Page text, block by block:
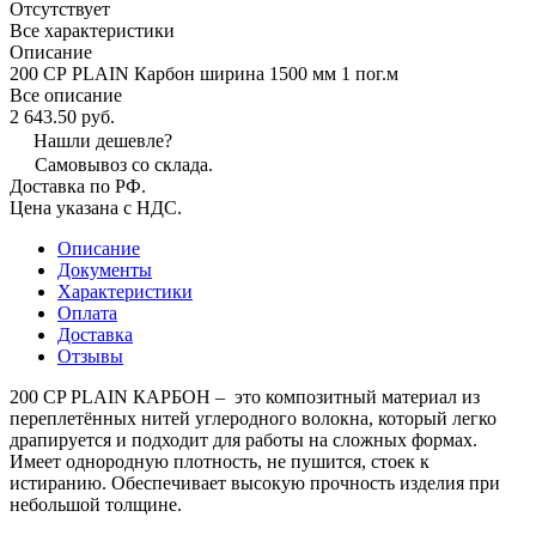
Отсутствует
Все характеристики
Описание
200 СР PLAIN Карбон ширина 1500 мм 1 пог.м
Все описание
2 643.50 руб.
Нашли дешевле?
Самовывоз со склада.
Доставка по РФ.
Цена указана с НДС.
Описание
Документы
Характеристики
Оплата
Доставка
Отзывы
200 CP PLAIN КАРБОН – это композитный материал из
переплетённых нитей углеродного волокна, который легко
драпируется и подходит для работы на сложных формах.
Имеет однородную плотность, не пушится, стоек к
истиранию. Обеспечивает высокую прочность изделия при
небольшой толщине.